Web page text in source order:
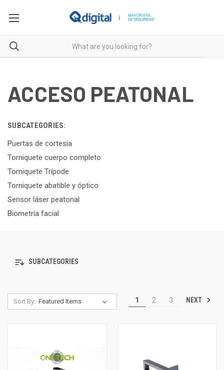
ACCESO PEATONAL
SUBCATEGORIES:
Puertas de cortesía
Torniquete cuerpo completo
Torniquete Trípode
Torniquete abatible y óptico
Sensor láser peatonal
Biometría facial
SUBCATEGORIES
Sort By: 1 2 3 NEXT